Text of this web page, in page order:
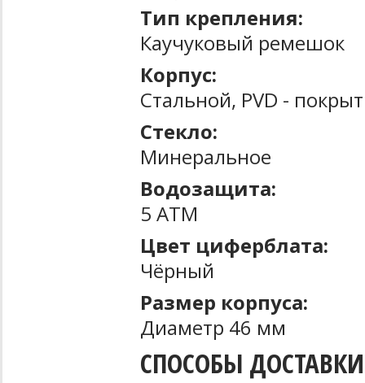
Тип крепления:
Каучуковый ремешок
Корпус:
Стальной, PVD -
Стекло:
Минеральное
Водозащита:
5 ATM
Цвет циферблата:
Чёрный
Размер корпуса:
Диаметр 46 мм
СПОСОБЫ